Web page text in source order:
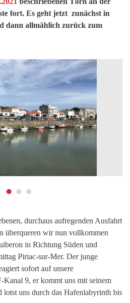
fort. Es geht jetzt zunächst in
dann allmählich zurück zum
durchaus aufregenden Ausfahrt
überqueren wir nun vollkommen
in Richtung Süden und
Piriac-sur-Mer. Der junge
sofort auf unsere
9, er kommt uns mit seinem
lotst uns durch das Hafenlabyrinth bis